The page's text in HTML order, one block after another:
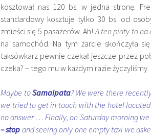
kosztował nas 120 bs. w jedna stronę.
standardowy kosztuje tylko 30 bs. od
zmieści się 5 pasażerów. Ah!A ten piaty to na
na samochód. Na tym żarcie skończyła
taksówkarz pewnie czekał jeszcze przez
czeka? – tego mu w każdym razie życzyliśmy.
Maybe toSamaipata? We were there
we tried to get in touch with the hotel
no answer … Finally, on Saturday morning
– stop and seeing only one empty taxi we